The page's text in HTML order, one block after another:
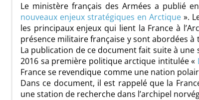
Le ministère français des Armées a publié
nouveaux enjeux stratégiques en Arctique ».
les principaux enjeux qui lient la France à
présence militaire française y sont abordées
La publication de ce document fait suite à une
2016 sa première politique arctique intitulée «
France se revendique comme une nation
Dans ce document, il est rappelé que la
une station de recherche dans l’archipel